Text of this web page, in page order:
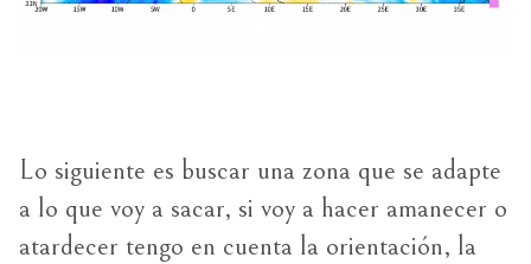
Lo siguiente es buscar una zona que se adapte
a lo que voy a sacar, si voy a hacer amanecer o
atardecer tengo en cuenta la orientación, la